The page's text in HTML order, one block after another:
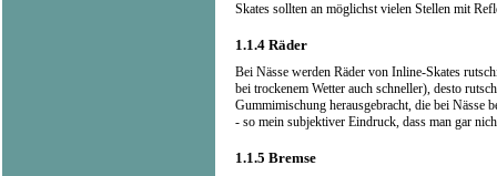
Skates sollten an möglichst vielen Stellen mit
1.1.4 Räder
Bei Nässe werden Räder von Inline-Skates
bei trockenem Wetter auch schneller), desto
Gummimischung herausgebracht, die bei Nässe
- so mein subjektiver Eindruck, dass man gar
1.1.5 Bremse